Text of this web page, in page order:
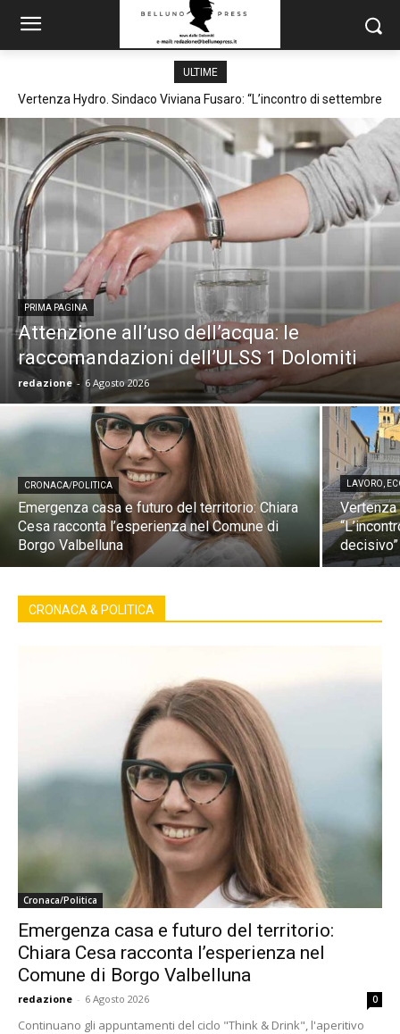
ULTIME
Attenzione all’uso dell’acqua: le raccomandazioni dell’ULSS 1
Vertenza Hydro. Sindaco Viviana Fusaro: “L’incontro di settembre
PRIMA PAGINA
Attenzione all’uso dell’acqua: le
raccomandazioni dell’ULSS 1 Dolomiti
redazione - 6 Agosto 2026
CRONACA/POLITICA
Emergenza casa e futuro del territorio: Chiara
Cesa racconta l’esperienza nel Comune di
Borgo Valbelluna
LAVORO,
Vertenza
decisivo”
CRONACA & POLITICA
Cronaca/Politica
Emergenza casa e futuro del territorio:
Chiara Cesa racconta l’esperienza nel
Comune di Borgo Valbelluna
redazione - 6 Agosto 2026 0
Continuano gli appuntamenti del ciclo "Think & Drink", l'aperitivo